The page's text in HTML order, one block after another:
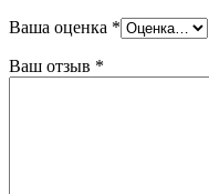
Ваша оценка *
Ваш отзыв *